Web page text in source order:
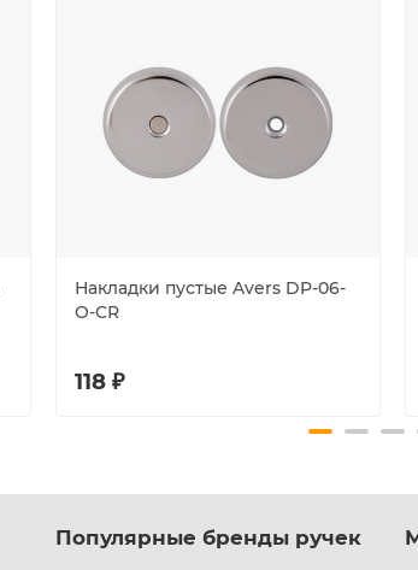
Накладки пустые Avers DP-06-
O-CR
118 ₽
Популярные бренды ручек